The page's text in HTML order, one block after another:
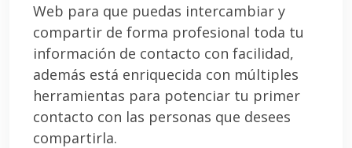
Web para que puedas intercambiar y
compartir de forma profesional toda tu
información de contacto con facilidad,
además está enriquecida con múltiples
herramientas para potenciar tu primer
contacto con las personas que desees
compartirla.